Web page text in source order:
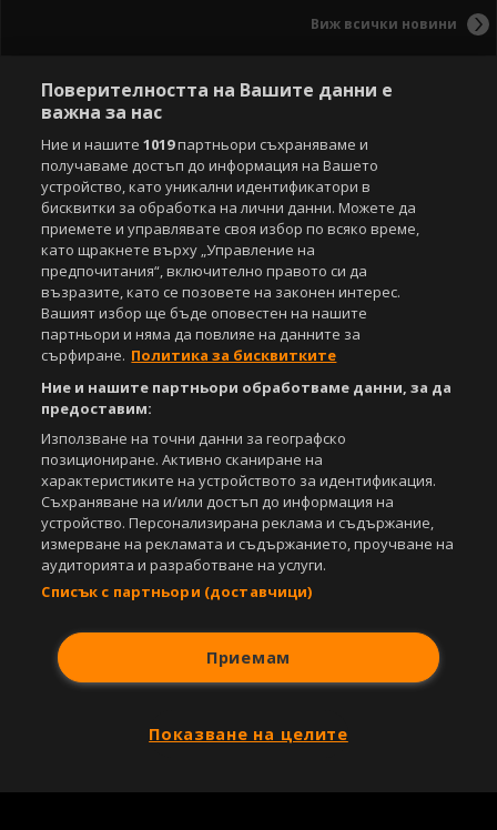
Виж всички новини
Поверителността на Вашите данни е
важна за нас
Ние и нашите1019партньори съхраняваме и
получаваме достъп до информация на Вашето
устройство, като уникални идентификатори в
бисквитки за обработка на лични данни. Можете да
приемете и управлявате своя избор по всяко време,
като щракнете върху „Управление на
предпочитания“, включително правото си да
възразите, като се позовете на законен интерес.
Вашият избор ще бъде оповестен на нашите
партньори и няма да повлияе на данните за
сърфиране. Политика за бисквитките
Ние и нашите партньори обработваме данни, за да
предоставим:
Използване на точни данни за географско
позициониране. Активно сканиране на
характеристиките на устройството за идентификация.
Съхраняване на и/или достъп до информация на
устройство. Персонализирана реклама и съдържание,
измерване на рекламата и съдържанието, проучване на
аудиторията и разработване на услуги.
Списък с партньори (доставчици)
Приемам
Показване на целите